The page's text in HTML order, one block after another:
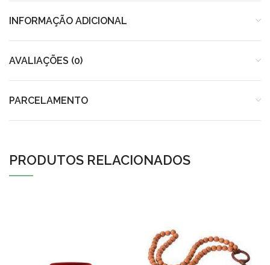
INFORMAÇÃO ADICIONAL
AVALIAÇÕES (0)
PARCELAMENTO
PRODUTOS RELACIONADOS